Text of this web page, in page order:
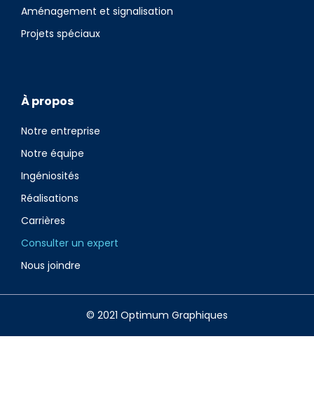
Aménagement et signalisation
Projets spéciaux
À propos
Notre entreprise
Notre équipe
Ingéniosités
Réalisations
Carrières
Consulter un expert
Nous joindre
© 2021 Optimum Graphiques